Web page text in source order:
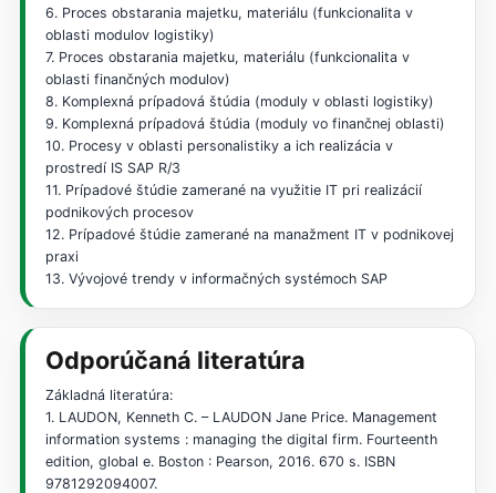
6. Proces obstarania majetku, materiálu (funkcionalita v
oblasti modulov logistiky)
7. Proces obstarania majetku, materiálu (funkcionalita v
oblasti finančných modulov)
8. Komplexná prípadová štúdia (moduly v oblasti logistiky)
9. Komplexná prípadová štúdia (moduly vo finančnej oblasti)
10. Procesy v oblasti personalistiky a ich realizácia v
prostredí IS SAP R/3
11. Prípadové štúdie zamerané na využitie IT pri realizácií
podnikových procesov
12. Prípadové štúdie zamerané na manažment IT v podnikovej
praxi
13. Vývojové trendy v informačných systémoch SAP
Odporúčaná literatúra
Základná literatúra:
1. LAUDON, Kenneth C. – LAUDON Jane Price. Management
information systems : managing the digital firm. Fourteenth
edition, global e. Boston : Pearson, 2016. 670 s. ISBN
9781292094007.